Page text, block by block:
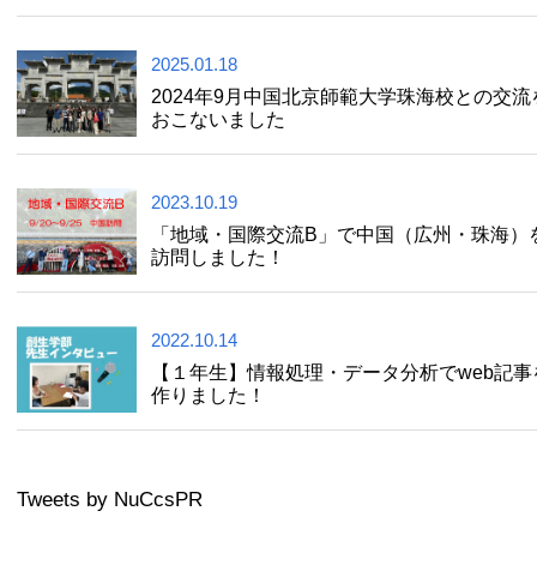
2025.01.18
2024年9月中国北京師範大学珠海校との交流
おこないました
2023.10.19
「地域・国際交流B」で中国（広州・珠海）
訪問しました！
2022.10.14
【１年生】情報処理・データ分析でweb記事
作りました！
Tweets by NuCcsPR